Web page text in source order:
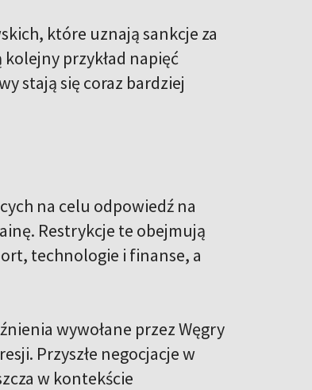
które uznają sankcje za
przykład napięć
stają się coraz bardziej
na celu odpowiedź na
Restrykcje te obejmują
technologie i finanse, a
wywołane przez Węgry
Przyszłe negocjacje w
w kontekście